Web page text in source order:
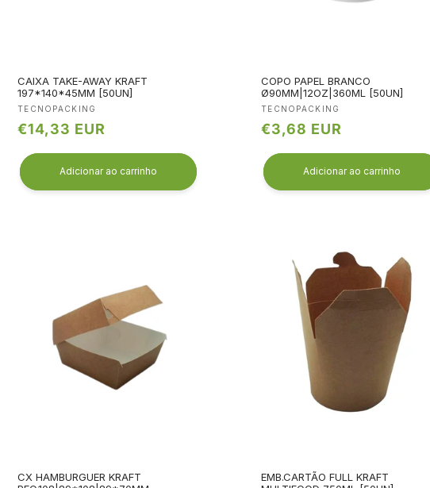
CAIXA TAKE-AWAY KRAFT
197*140*45MM [50UN]
Fornecedor:
TECNOPACKING
Preço
normal
€14,33 EUR
Adicionar ao carrinho
COPO PAPEL BRANCO
Ø90MM|12OZ|360ML [50UN]
Fornecedor:
TECNOPACKING
Preço
normal
€3,68 EUR
Adicionar ao carrinho
CX HAMBURGUER KRAFT
EMB.CARTÃO FULL KRAFT